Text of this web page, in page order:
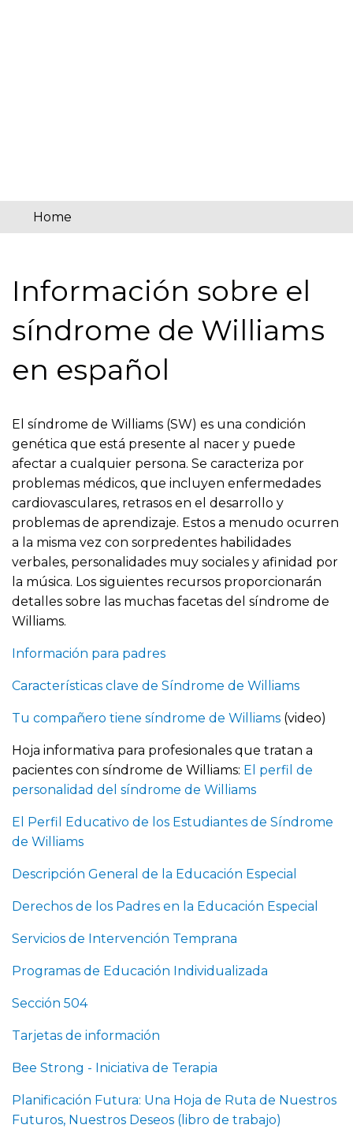
You
here
Home
Información sobre el
síndrome de Williams
en español
El síndrome de Williams (SW) es una condición
genética que está presente al nacer y puede
afectar a cualquier persona. Se caracteriza por
problemas médicos, que incluyen enfermedades
cardiovasculares, retrasos en el desarrollo y
problemas de aprendizaje. Estos a menudo ocurren
a la misma vez con sorpredentes habilidades
verbales, personalidades muy sociales y afinidad por
la música. Los siguientes recursos proporcionarán
detalles sobre las muchas facetas del síndrome de
Williams.
Información para padres
Características clave de Síndrome de Williams
Tu compañero tiene síndrome de Williams (video)
Hoja informativa para profesionales que tratan a
pacientes con síndrome de Williams: El perfil de
personalidad del síndrome de Williams
El Perfil Educativo de los Estudiantes de Síndrome
de Williams
Descripción General de la Educación Especial
Derechos de los Padres en la Educación Especial
Servicios de Intervención Temprana
Programas de Educación Individualizada
Sección 504
Tarjetas de información
Bee Strong - Iniciativa de Terapia
Planificación Futura: Una Hoja de Ruta de Nuestros
Futuros, Nuestros Deseos (libro de trabajo)